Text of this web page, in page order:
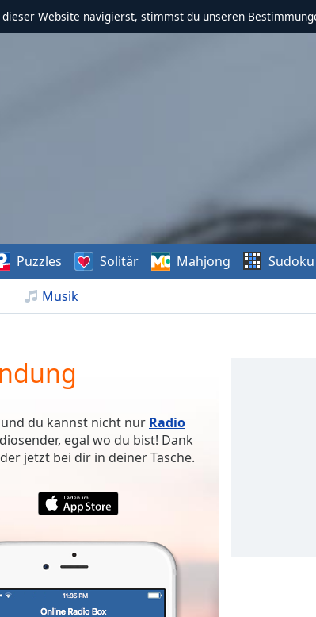
Website navigierst, stimmst du unseren
Musik
Puzzles Solitär Mahjong Sudoku
du kannst nicht nur Radio
egal wo du bist! Dank
jetzt bei dir in deiner Tasche.